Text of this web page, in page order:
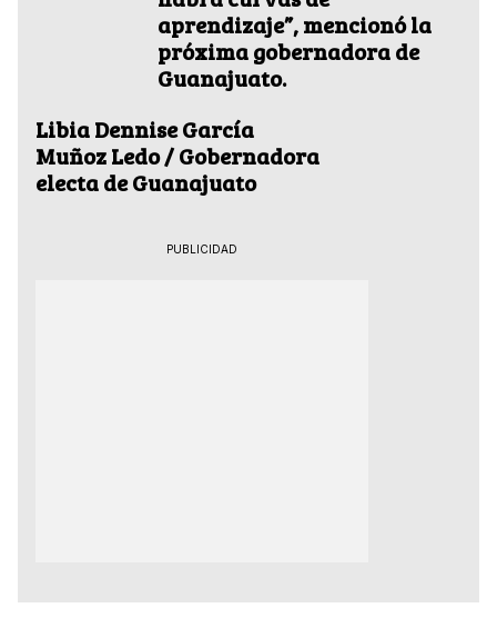
aprendizaje”, mencionó la
próxima gobernadora de
Guanajuato.
Libia Dennise García
Muñoz Ledo / Gobernadora
electa de Guanajuato
PUBLICIDAD